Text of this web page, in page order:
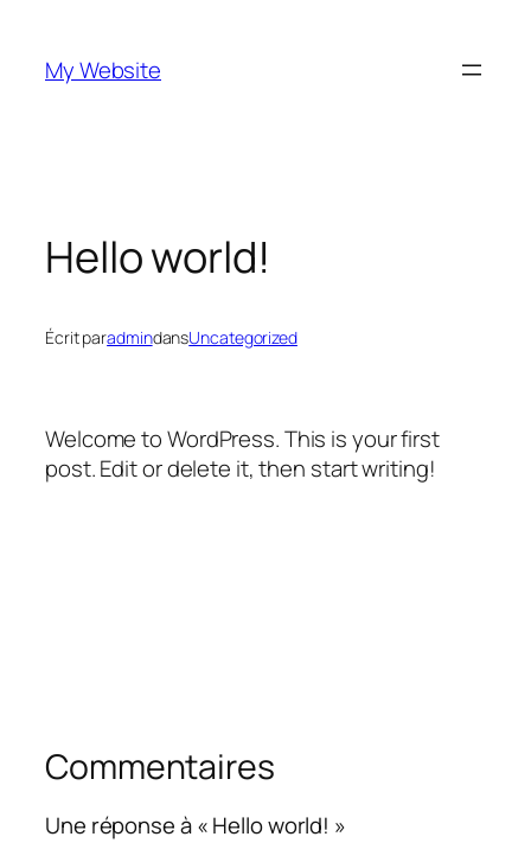
contenu
My Website
Hello world!
Écrit paradmindansUncategorized
Welcome to WordPress. This is your first
post. Edit or delete it, then start writing!
Commentaires
Une réponse à « Hello world! »